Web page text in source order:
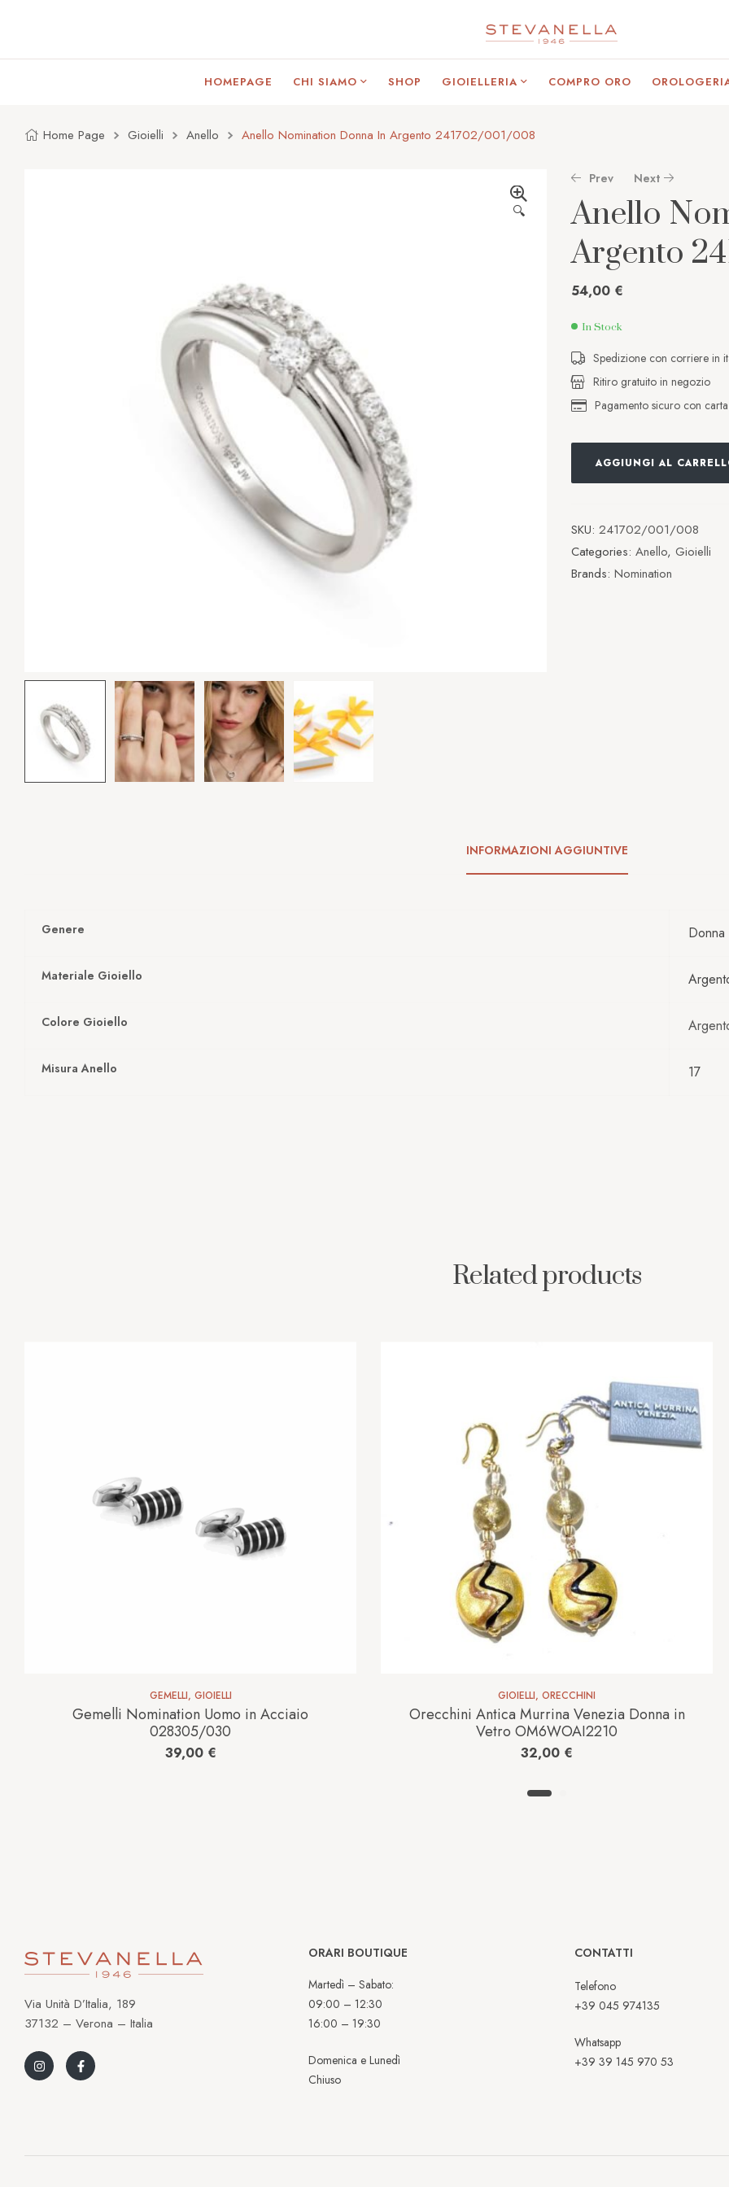
HOMEPAGE CHI SIAMO SHOP GIOIELLERIA COMPRO ORO
Home Page Gioielli Anello Anello Nomination Donna In Argento 241702/001/008
🔍
Prev
45,00 €
Next
99,00 €
Anello
Argento
54,00 €
In Stock
Spedizione con corriere in
Ritiro gratuito in negozio
Pagamento sicuro con
AGGIUNGI AL
SKU: 241702/001/008
Categories: Anello, Gioielli
Brands: Nomination
INFORMAZIONI AGGIUNTIVE
Genere Donna
Materiale Gioiello
Colore Gioiello
Misura Anello 17
Related products
GEMELLI, GIOIELLI
Gemelli Nomination Uomo in Acciaio
028305/030
39,00 €
GIOIELLI, ORECCHINI
Orecchini Antica Murrina Venezia Donna in
Vetro OM6WOAI2210
32,00 €
Via Unità D’Italia, 189
37132 – Verona – Italia
ORARI BOUTIQUE
Martedì – Sabato:
09:00 – 12:30
16:00 – 19:30
Domenica e Lunedì
Chiuso
CONTATTI
Telefono
+39 045 974135
Whatsapp
+39 39 145 970 53